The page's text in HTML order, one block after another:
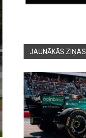
JAUNĀKĀS ZIŅAS